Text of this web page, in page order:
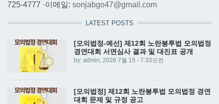
725-4777 ·이메일: sonjabgo47@gmail.com
LATEST POSTS
[모의법정-예선] 제12회 노란봉투법 모의법정
경연대회 서면심사 결과 및 대진표 공개
by: admin, 2026 7월 15 - 7:33오전
[모의법정] 제12회 노란봉투법 모의법정 경연
대회 문제 및 규정 공고